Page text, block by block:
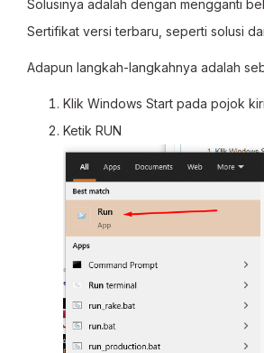
Solusinya adalah dengan mengganti
Sertifikat versi terbaru, seperti solusi
Adapun langkah-langkahnya adalah
Klik Windows Start pada pojok
Ketik RUN